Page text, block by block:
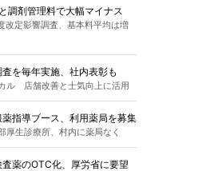
調剤管理料で大幅マイナス
改定影響調査、基本料平均は増
を毎年実施、社内表彰も
ル 店舗改善と士気向上に活用
指導ブース、利用薬局を募集
厚生診療所、村内に薬局なく
査薬のOTC化、厚労省に要望